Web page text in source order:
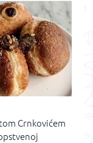
Crnkovićem